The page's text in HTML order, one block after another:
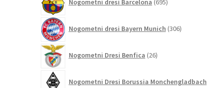
Nogometni dresi Barcelona 695izdelkov
Nogometni dresi Bayern Munich 306izdelkov
Nogometni Dresi Benfica 26izdelkov
Nogometni Dresi Borussia Monchengladbach